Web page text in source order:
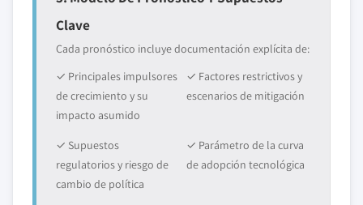
Clave
Cada pronóstico incluye documentación explícita de:
✓ Principales impulsores
de crecimiento y su
impacto asumido
✓ Factores restrictivos y
escenarios de mitigación
✓ Supuestos
regulatorios y riesgo de
cambio de política
✓ Parámetro de la curva
de adopción tecnológica